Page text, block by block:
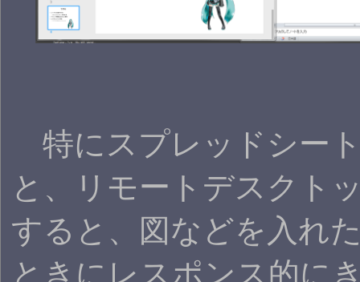
特にスプレッドシー
と、リモートデスクト
すると、図などを入れ
ときにレスポンス的に